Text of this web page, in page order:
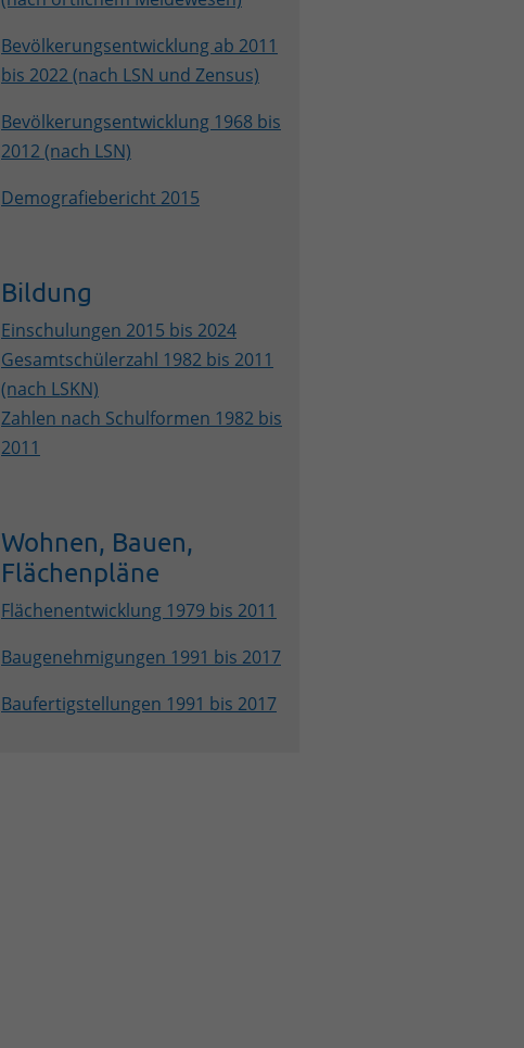
Bevölkerungsentwicklung ab 2011
bis 2022 (nach LSN und Zensus)
Bevölkerungsentwicklung 1968 bis
2012 (nach LSN)
Demografiebericht 2015
Bildung
Einschulungen 2015 bis 2024
Gesamtschülerzahl 1982 bis 2011
(nach LSKN)
Zahlen nach Schulformen 1982 bis
2011
Wohnen, Bauen,
Flächenpläne
Flächenentwicklung 1979 bis 2011
Baugenehmigungen 1991 bis 2017
Baufertigstellungen 1991 bis 2017